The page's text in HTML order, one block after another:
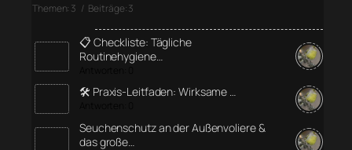
Themen: 3 / Beiträge: 3
📋 Checkliste: Tägliche
Routinehygiene…
🛠️ Praxis-Leitfaden: Wirksame …
Seuchenschutz an der Außenvoliere &
das große…